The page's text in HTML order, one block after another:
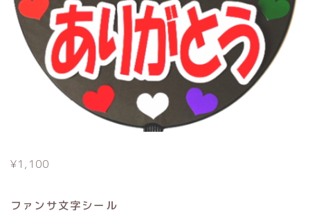
¥1,100
ファンサ文字シール